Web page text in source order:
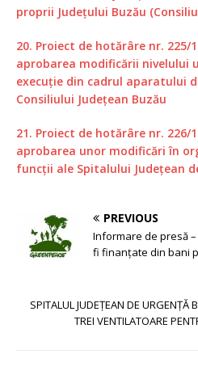
proprii Judeţului Buzău
20. Proiect de hotărâre nr. 225/
aprobarea modificării nivelului
execuţie din cadrul aparatului
Consiliului Judeţean Buzău
21. Proiect de hotărâre nr. 226/
aprobarea unor modificări în
funcții ale Spitalului Judeţean
PREVIOUS
Informare de presă
fi finanțate din bani
SPITALUL JUDEŢEAN DE URGENŢĂ
TREI VENTILATOARE